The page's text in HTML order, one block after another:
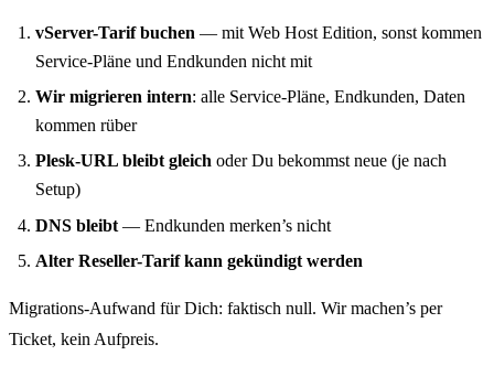
vServer-Tarif buchen — mit Web Host Edition, sonst kommen
Service-Pläne und Endkunden nicht mit
Wir migrieren intern: alle Service-Pläne, Endkunden, Daten
kommen rüber
Plesk-URL bleibt gleich oder Du bekommst neue (je nach
Setup)
DNS bleibt — Endkunden merken’s nicht
Alter Reseller-Tarif kann gekündigt werden
Migrations-Aufwand für Dich: faktisch null. Wir machen’s per
Ticket, kein Aufpreis.